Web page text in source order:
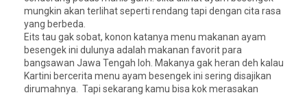
mungkin akan terlihat seperti rendang tapi dengan cita rasa
yang berbeda.
Eits tau gak sobat, konon katanya menu makanan ayam
besengek ini dulunya adalah makanan favorit para
bangsawan Jawa Tengah loh. Makanya gak heran deh kalau
Kartini bercerita menu ayam besengek ini sering disajikan
dirumahnya. Tapi sekarang kamu bisa kok merasakan